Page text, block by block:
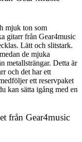
mjuk ton som
gitarr från Gear4music
Lätt och slitstark.
de mjuka
metallsträngar. Detta är
och det har ett
ett reservpaket
kan sätta igång med en
från Gear4music